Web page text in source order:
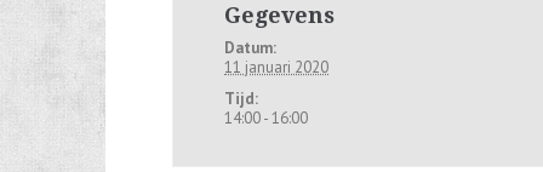
Gegevens
Datum:
11 januari 2020
Tijd:
14:00 - 16:00